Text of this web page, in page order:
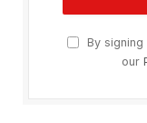
By
our